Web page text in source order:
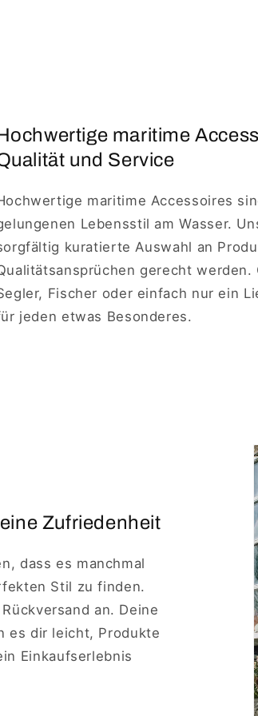
maritime
und Service
maritime Accessoires
Lebensstil am Wasser.
kuratierte Auswahl an
gerecht
Fischer oder einfach nur ein
jeden etwas Besonderes.
Zufriedenheit
dass es manchmal
Stil zu finden.
an. Deine
es dir leicht, Produkte
Einkaufserlebnis